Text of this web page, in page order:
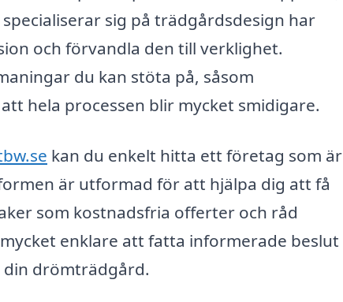
sig på trädgårdsdesign har
och förvandla den till verklighet.
du kan stöta på, såsom
hela processen blir mycket smidigare.
kan du enkelt hitta ett företag som är
är utformad för att hjälpa dig att få
som kostnadsfria offerter och råd
enklare att fatta informerade beslut
drömträdgård.